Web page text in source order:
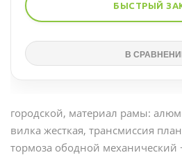
БЫСТРЫЙ
городской, материал рамы:
вилка жесткая, трансмиссия
тормоза ободной механический